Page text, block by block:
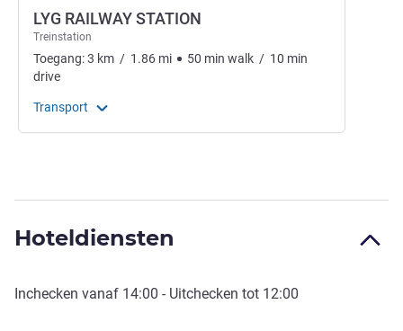
LYG RAILWAY STATION
Treinstation
Toegang:3 km / 1.86 mi 50 min walk / 10 min
drive
Transport
Hoteldiensten
Inchecken vanaf 14:00 - Uitchecken tot 12:00